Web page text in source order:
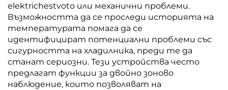
elektrichestvoto или механични проблеми.
Възможността да се проследи историята на
температурата помага да се
идентифицират потенциални проблеми със
сигурността на хладилника, преди те да
станат сериозни. Тези устройства често
предлагат функции за двойно зоново
наблюдение, които позволяват на